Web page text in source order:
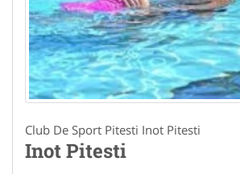
Club De Sport Pitesti Inot Pitesti
Inot Pitesti